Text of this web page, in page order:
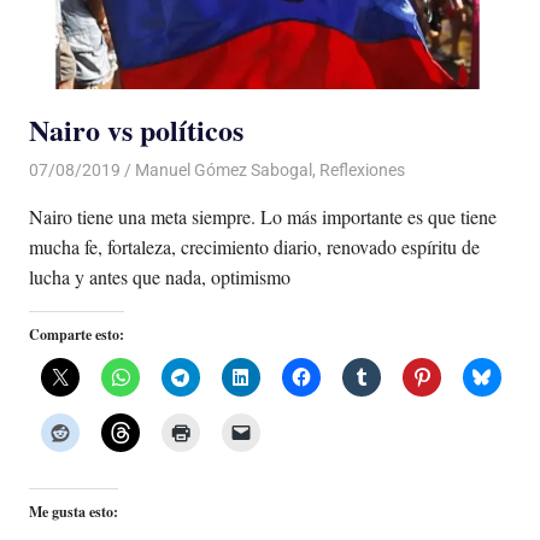
Nairo vs políticos
07/08/2019 De todo un Poco
Manuel Gómez Sabogal , Reflexiones
Nairo tiene una meta siempre. Lo más importante es que tiene
mucha fe, fortaleza, crecimiento diario, renovado espíritu de
lucha y antes que nada, optimismo
Comparte esto:
Me gusta esto: